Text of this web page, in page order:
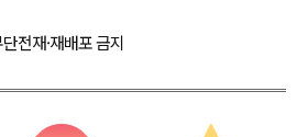
전재·재배포 금지